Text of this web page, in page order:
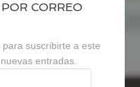
CORREO
suscribirte a este
entradas.